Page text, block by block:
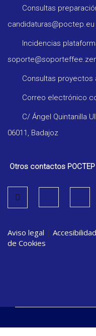
Consultas
candidaturas@poctep.eu
Incidencias
Consultas
Correo electrónico
C/ Ángel Quintanilla
06011, Badajoz
Otros contactos POCTEP
Aviso legal | Accesibilidad
de Cookies